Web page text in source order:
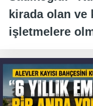
kirada olan ve
işletmelere